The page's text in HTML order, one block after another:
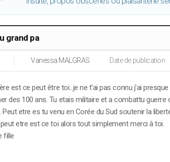
grand pa
Vanessa MALGRAS Date de publication
est ce peut être toi...je ne t'ai pas connu j'ai
des 100 ans. Tu etais militaire et a combattu
etre es tu venu en Corée du Sud soutenir la
etre est ce toi alors tout simplement merci à toi.
fille